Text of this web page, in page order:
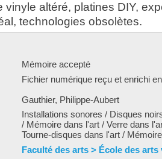
vinyle altéré, platines DIY,
technologies obsolètes.
Mémoire accepté
Fichier numérique reçu et enrichi
Gauthier, Philippe-Aubert
Installations sonores / Disques
/ Mémoire dans l'art / Verre dans
Tourne-disques dans l'art /
Faculté des arts > École des